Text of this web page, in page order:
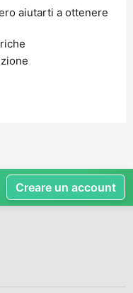
aiutarti a ottenere
Creare un account